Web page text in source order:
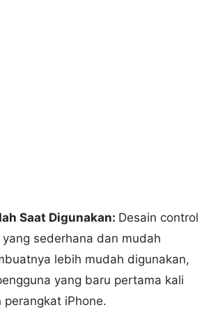
Saat Digunakan: Desain control
sederhana dan mudah
lebih mudah digunakan,
yang baru pertama kali
perangkat iPhone.